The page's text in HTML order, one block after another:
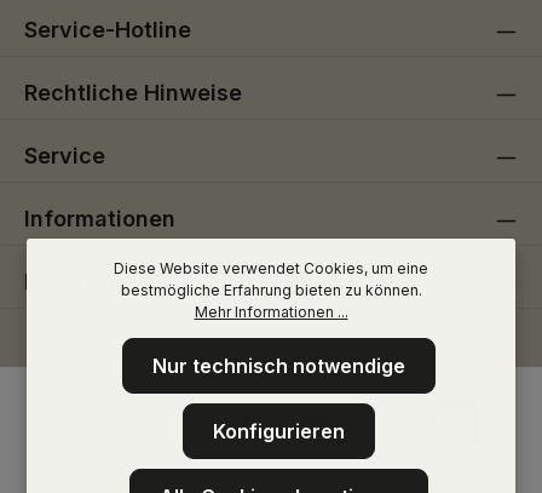
Service-Hotline
Rechtliche Hinweise
Service
Informationen
Folge uns
Diese Website verwendet Cookies, um eine
bestmögliche Erfahrung bieten zu können.
Mehr Informationen ...
Nur technisch notwendige
Konfigurieren